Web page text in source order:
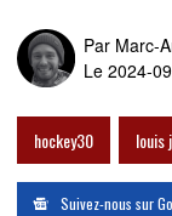
Par Marc-
Le 2024-
hockey30 louis
Suivez-nous sur